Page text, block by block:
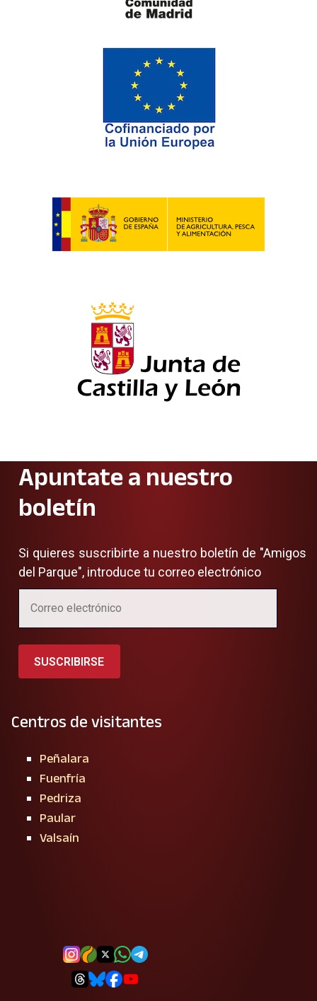
Apuntate a nuestro
boletín
Si quieres suscribirte a nuestro boletín de "Amigos
del Parque", introduce tu correo electrónico
SUSCRIBIRSE
Centros de visitantes
Peñalara
Fuenfría
Pedriza
Paular
Valsaín